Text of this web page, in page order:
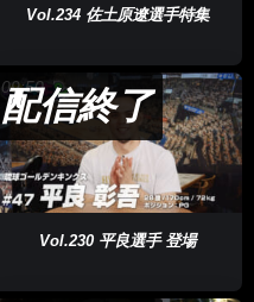
Vol.234 佐土原遼選手特集
09:50
配信終了
Vol.230 平良選手 登場